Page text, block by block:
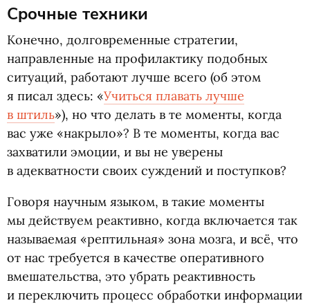
Срочные техники
Конечно, долговременные стратегии,
направленные на профилактику подобных
ситуаций, работают лучше всего (об этом
я писал здесь: «Учиться плавать лучше
в штиль»), но что делать в те моменты, когда
вас уже «накрыло»? В те моменты, когда вас
захватили эмоции, и вы не уверены
в адекватности своих суждений и поступков?
Говоря научным языком, в такие моменты
мы действуем реактивно, когда включается так
называемая «рептильная» зона мозга, и всё, что
от нас требуется в качестве оперативного
вмешательства, это убрать реактивность
и переключить процесс обработки информации